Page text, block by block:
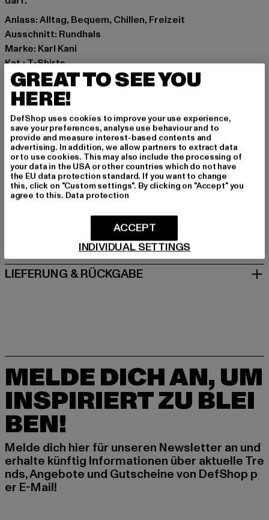
Anlass: Alltag, Bequem, Chillen, Freizeit
Ausschnitt: Rundhals
Marke: Karl Kani
Kat.: T-Shirts
Farbe: blau
Hersteller Farbe: blue
Materialzusammensetzung: 100% Baumwolle
Art.Nr: 6037589-00064
Hersteller: Urban Styles Agency GmbH & Co. KG |
agentur@urbanstylesagency.com
Schanzenstraße 41 | 51063 Köln | DE
GRÖSSE & PASSFORM
PFLEGEHINWEISE
LIEFERUNG & RÜCKGABE
MELDE DICH AN, UM
INSPIRIERT ZU BLEI
BEN!
Melde dich hier für unseren Newsletter an und
erhalte künftig Informationen über aktuelle Tre
nds, Angebote und Gutscheine von DefShop p
er E-Mail!
GREAT TO SEE YOU
HERE!
DefShop uses cookies to improve your use experience,
save your preferences, analyse use behaviour and to
provide and measure interest-based contents and
advertising. In addition, we allow partners to extract data
or to use cookies. This may also include the processing of
your data in the USA or other countries which do not have
the EU data protection standard. If you want to change
this, click on "Custom settings". By clicking on "Accept" you
agree to this. Data protection
INDIVIDUAL SETTINGS
ACCEPT